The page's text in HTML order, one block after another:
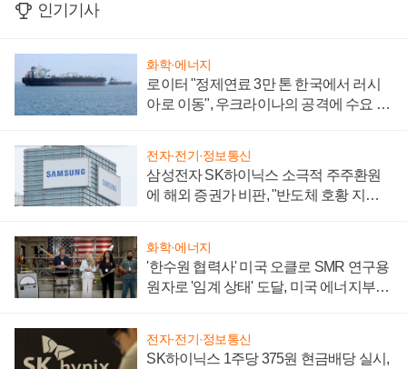
인기기사
화학·에너지
로이터 "정제연료 3만 톤 한국에서 러시
아로 이동", 우크라이나의 공격에 수요 늘
전자·전기·정보통신
삼성전자 SK하이닉스 소극적 주주환원
에 해외 증권가 비판, "반도체 호황 지속
화학·에너지
'한수원 협력사' 미국 오클로 SMR 연구용
원자로 '임계 상태' 도달, 미국 에너지부
전자·전기·정보통신
SK하이닉스 1주당 375원 현금배당 실시,